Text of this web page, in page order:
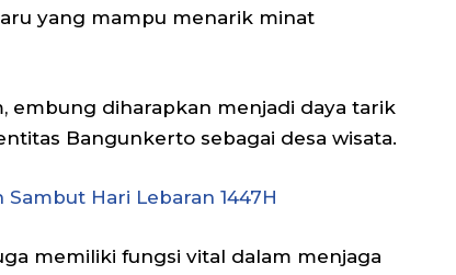
yang mampu menarik minat
embung diharapkan menjadi daya tarik
Bangunkerto sebagai desa wisata.
Hari Lebaran 1447H
memiliki fungsi vital dalam menjaga